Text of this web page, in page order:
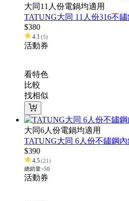
大同11人份電鍋均適用
TATUNG大同 11人份316不鏽
$380
4.1 (5)
活動券
看特色
比較
找相似
大同6人份電鍋均適用
TATUNG大同 6人份不鏽鋼內
$390
4.5(21)
總銷量>50
活動券